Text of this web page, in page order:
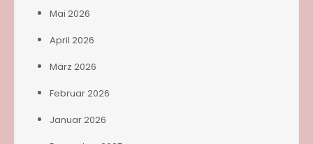
Mai 2026
April 2026
März 2026
Februar 2026
Januar 2026